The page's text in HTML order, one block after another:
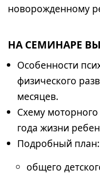
новорожденному
НА СЕМИНАРЕ
Особенности
физического
месяцев.
Схему
года жизни
Подробный план:
общего